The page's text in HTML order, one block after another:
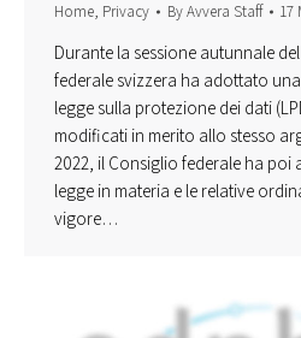
Home, Privacy ByAvvera Staff 17
Durante la sessione autunnale del
federale svizzera ha adottato
legge sulla protezione dei dati
modificati in merito allo stesso
2022, il Consiglio federale ha
legge in materia e le relative
vigore…